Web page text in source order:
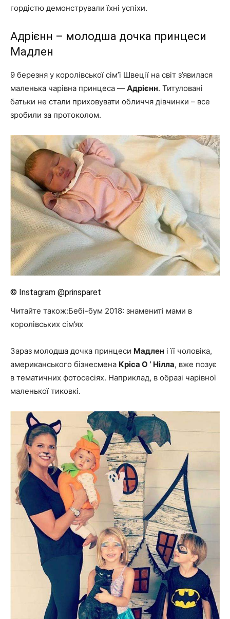
гордістю демонстрували їхні успіхи.
Адрієнн – молодша дочка принцеси
Мадлен
9 березня у королівської сім’ї Швеції на світ з’явилася
маленька чарівна принцеса — Адрієнн. Титуловані
батьки не стали приховувати обличчя дівчинки – все
зробили за протоколом.
© Instagram @prinsparet
Читайте також:Бебі-бум 2018: знамениті мами в
королівських сім’ях
Зараз молодша дочка принцеси Мадлен і її чоловіка,
американського бізнесмена Кріса О ‘ Нілла, вже позує
в тематичних фотосесіях. Наприклад, в образі чарівної
маленької тиковкі.